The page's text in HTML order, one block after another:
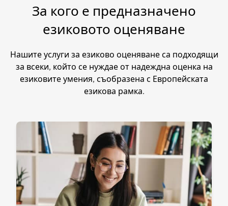
За кого е предназначено
езиковото оценяване
Нашите услуги за езиково оценяване са подходящи
за всеки, който се нуждае от надеждна оценка на
езиковите умения, съобразена с Европейската
езикова рамка.